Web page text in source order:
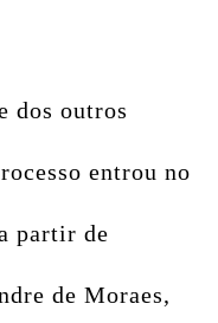
dos outros
entrou no
partir de
de Moraes,